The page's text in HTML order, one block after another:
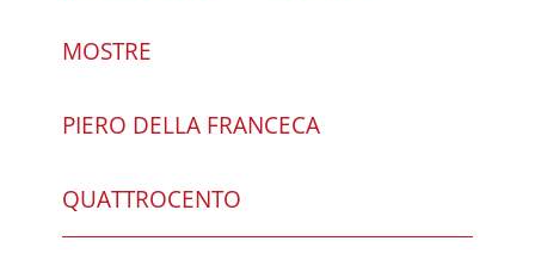
MOSTRE
PIERO DELLA FRANCECA
QUATTROCENTO